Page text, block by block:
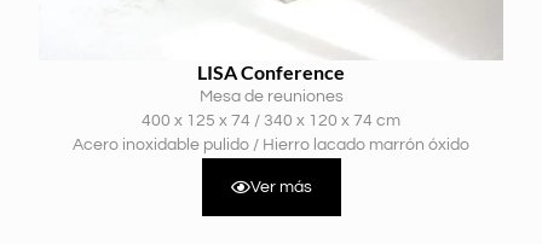
LISA Conference
Mesa de reuniones
400 x 125 x 74 / 340 x 120 x 74 cm
Acero inoxidable pulido / Hierro lacado marrón óxido
Ver más